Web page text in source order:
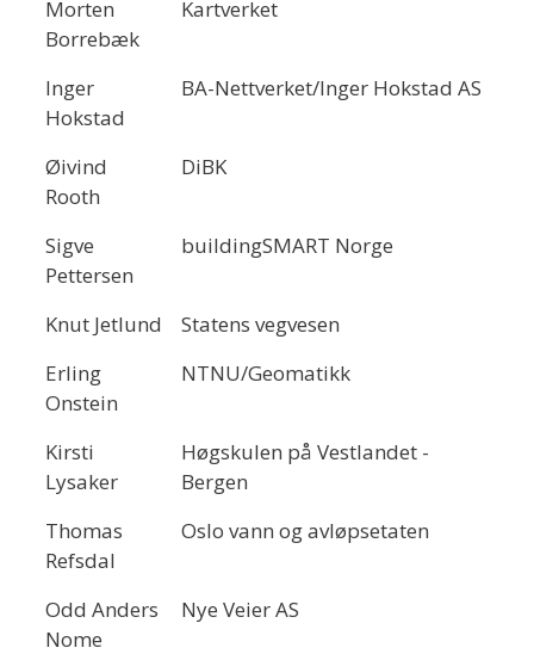
Morten
Borrebæk
Kartverket
Inger
Hokstad
BA-Nettverket/Inger Hokstad AS
Øivind
Rooth
DiBK
Sigve
Pettersen
buildingSMART Norge
Knut Jetlund
Statens vegvesen
Erling
Onstein
NTNU/Geomatikk
Kirsti
Lysaker
Høgskulen på Vestlandet -
Bergen
Thomas
Refsdal
Oslo vann og avløpsetaten
Odd Anders
Nome
Nye Veier AS